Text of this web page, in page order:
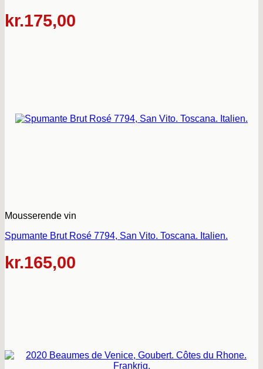
kr.175,00
Mousserende vin
Spumante Brut Rosé 7794, San Vito. Toscana. Italien.
kr.165,00